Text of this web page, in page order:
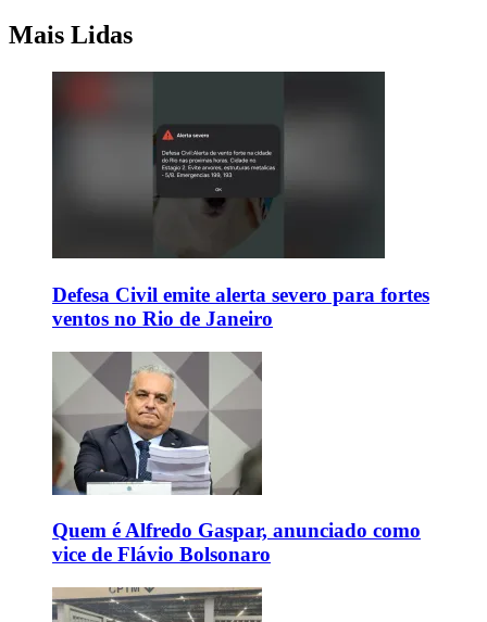
Mais Lidas
Defesa Civil emite alerta severo para fortes
ventos no Rio de Janeiro
Quem é Alfredo Gaspar, anunciado como
vice de Flávio Bolsonaro